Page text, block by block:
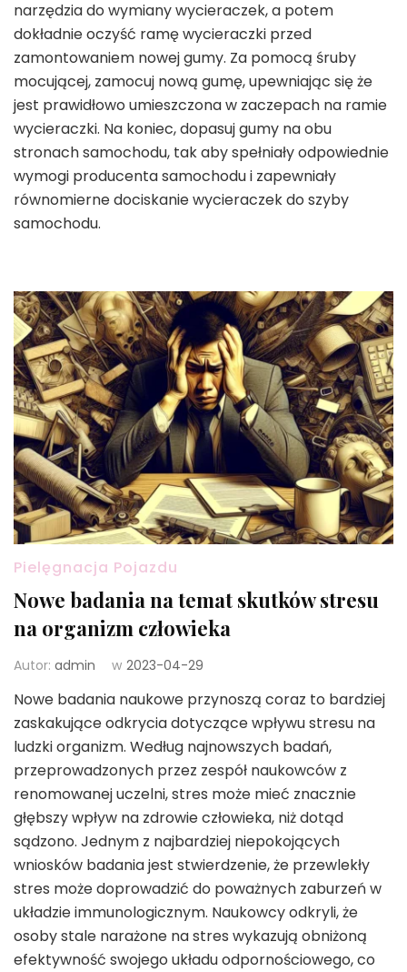
narzędzia do wymiany wycieraczek, a potem
dokładnie oczyść ramę wycieraczki przed
zamontowaniem nowej gumy. Za pomocą śruby
mocującej, zamocuj nową gumę, upewniając się że
jest prawidłowo umieszczona w zaczepach na ramie
wycieraczki. Na koniec, dopasuj gumy na obu
stronach samochodu, tak aby spełniały odpowiednie
wymogi producenta samochodu i zapewniały
równomierne dociskanie wycieraczek do szyby
samochodu.
Pielęgnacja Pojazdu
Nowe badania na temat skutków stresu
na organizm człowieka
Autor: admin w 2023-04-29
Nowe badania naukowe przynoszą coraz to bardziej
zaskakujące odkrycia dotyczące wpływu stresu na
ludzki organizm. Według najnowszych badań,
przeprowadzonych przez zespół naukowców z
renomowanej uczelni, stres może mieć znacznie
głębszy wpływ na zdrowie człowieka, niż dotąd
sądzono. Jednym z najbardziej niepokojących
wniosków badania jest stwierdzenie, że przewlekły
stres może doprowadzić do poważnych zaburzeń w
układzie immunologicznym. Naukowcy odkryli, że
osoby stale narażone na stres wykazują obniżoną
efektywność swojego układu odpornościowego, co